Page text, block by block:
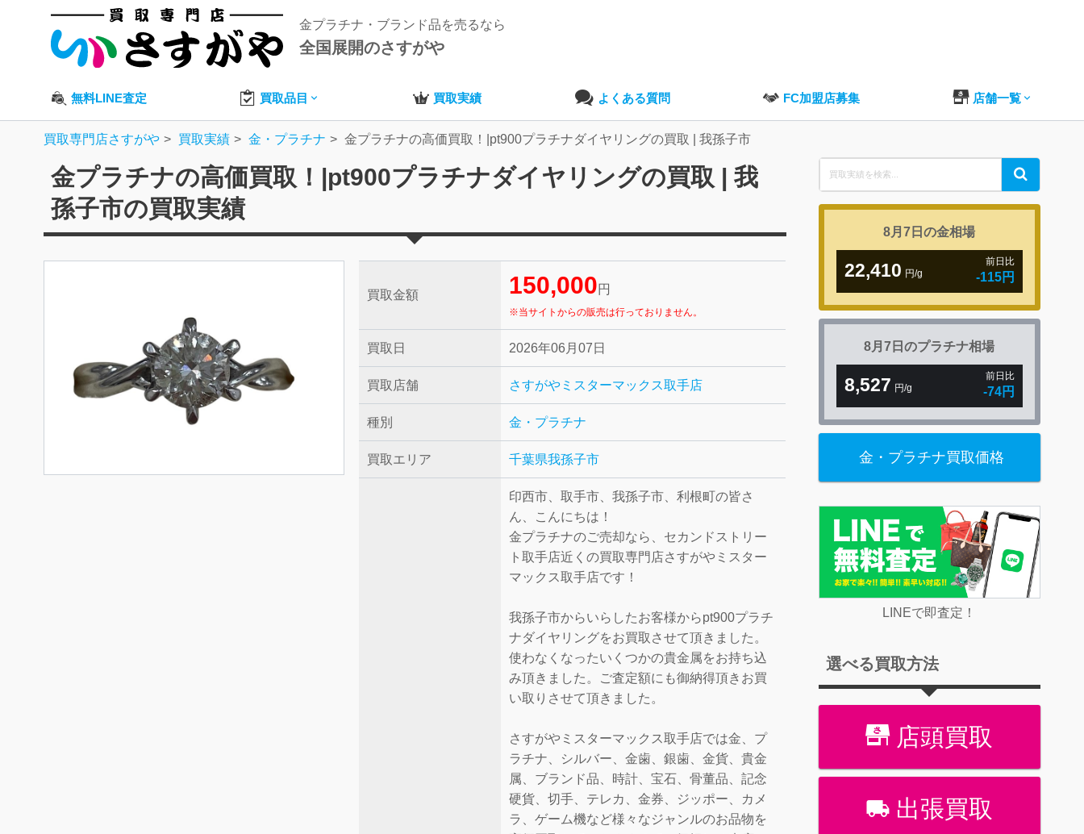
金プラチナ・ブランド品を売るなら
全国展開のさすがや
無料LINE査定 買取品目 買取実績 よくある質問 FC加盟店募集 店舗一覧
買取専門店さすがや 買取実績 金・プラチナ 金プラチナの高価買取！|pt900プラチナダイヤリングの買取 | 我孫子市
金プラチナの高価買取！|pt900プラチナダイヤリングの買取 | 我
孫子市の買取実績
買取金額 150,000 円
※当サイトからの販売は行っておりません。
買取日 2026年06月07日
買取店舗 さすがやミスターマックス取手店
種別 金・プラチナ
買取エリア 千葉県我孫子市
印西市、取手市、我孫子市、利根町の皆さ
ん、こんにちは！
金プラチナのご売却なら、セカンドストリー
ト取手店近くの買取専門店さすがやミスター
マックス取手店です！
我孫子市からいらしたお客様からpt900プラチ
ナダイヤリングをお買取させて頂きました。
使わなくなったいくつかの貴金属をお持ち込
み頂きました。ご査定額にも御納得頂きお買
い取りさせて頂きました。
さすがやミスターマックス取手店では金、プ
ラチナ、シルバー、金歯、銀歯、金貨、貴金
属、ブランド品、時計、宝石、骨董品、記念
硬貨、切手、テレカ、金券、ジッポー、カメ
ラ、ゲーム機など様々なジャンルのお品物を
Search
for:
Search
8月7日の金相場
22,410 円/g
前日比
-115円
8月7日のプラチナ相場
8,527 円/g
前日比
-74円
金・プラチナ買取価格
LINEで即査定！
選べる買取方法
店頭買取
出張買取